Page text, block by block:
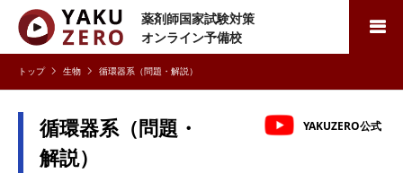
薬剤師国家試験対策
オンライン予備校
検索
生物 循環器系（問題・解説）
循環器系（問題・
解説）
YAKUZERO公式